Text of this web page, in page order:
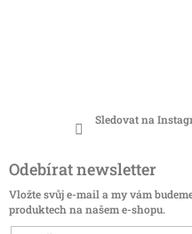
Sledovat na
Odebírat newsletter
Vložte svůj e-mail a my vám
produktech na našem e-shopu.